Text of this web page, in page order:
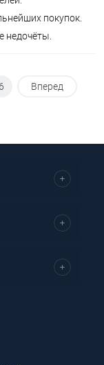
покупок.
недочёты.
6 Вперед